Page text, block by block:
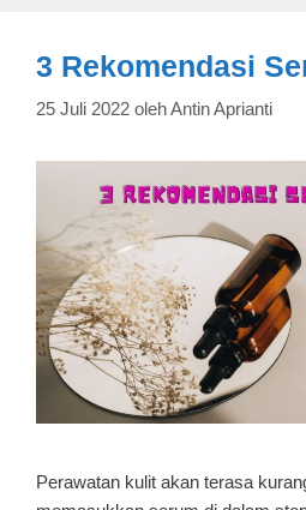
3 Rekomendasi
25 Juli 2022 olehAntin Aprianti
Perawatan kulit akan terasa